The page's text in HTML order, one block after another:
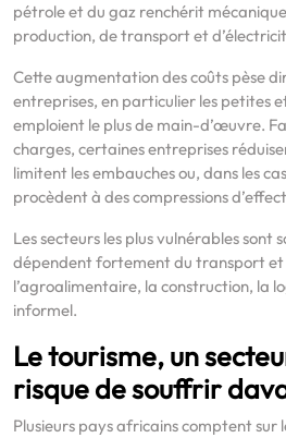
pétrole et du gaz renchérit
production, de transport et
Cette augmentation des coûts pèse
entreprises, en particulier les petites
emploient le plus de main-d’œuvre.
charges, certaines entreprises
limitent les embauches ou, dans les
procèdent à des compressions
Les secteurs les plus vulnérables sont
dépendent fortement du transport et
l’agroalimentaire, la construction, la
informel.
Le tourisme, un
risque de souffrir
Plusieurs pays africains comptent sur